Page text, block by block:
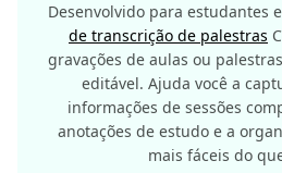
Desenvolvido para estudantes
de transcrição de palestras
gravações de aulas ou
editável. Ajuda você a
informações de sessões
anotações de estudo e a
mais fáceis do